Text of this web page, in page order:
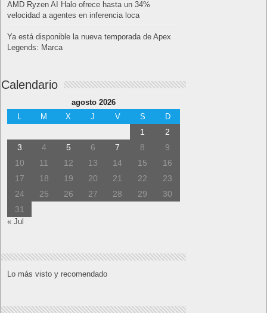
AMD Ryzen AI Halo ofrece hasta un 34%
velocidad a agentes en inferencia loca
Ya está disponible la nueva temporada de Apex
Legends: Marca
Calendario
agosto 2026
L
M X J V S D
1
2
3
4 5 6 7 8
9
10
11 12 13 14 15
16
17
18 19 20 21 22
23
24
25 26 27 28 29
30
31
« Jul
Lo más visto y recomendado